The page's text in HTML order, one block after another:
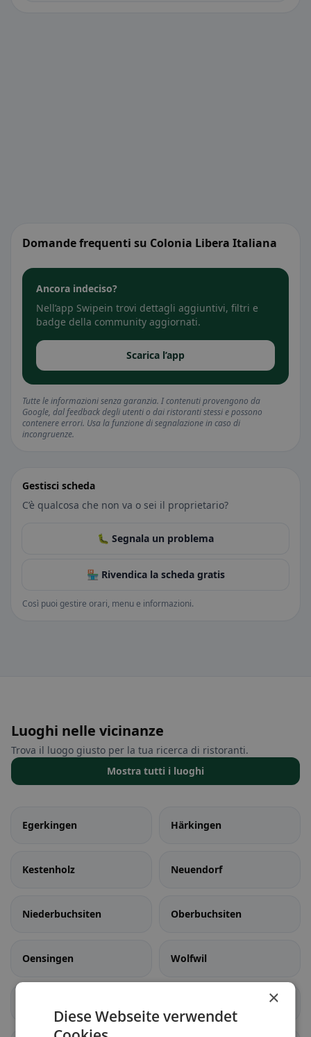
Domande frequenti su Colonia Libera Italiana
Ancora indeciso?
Nell’app Swipein trovi dettagli aggiuntivi, filtri e
badge della community aggiornati.
Scarica l’app
Tutte le informazioni senza garanzia. I contenuti provengono da
Google, dal feedback degli utenti o dai ristoranti stessi e possono
contenere errori. Usa la funzione di segnalazione in caso di
incongruenze.
Gestisci scheda
C’è qualcosa che non va o sei il proprietario?
🐛 Segnala un problema
🏪 Rivendica la scheda gratis
Così puoi gestire orari, menu e informazioni.
Luoghi nelle vicinanze
Trova il luogo giusto per la tua ricerca di ristoranti.
Mostra tutti i luoghi
Egerkingen Härkingen
Kestenholz Neuendorf
Niederbuchsiten Oberbuchsiten
Oensingen Wolfwil
×
Diese Webseite verwendet